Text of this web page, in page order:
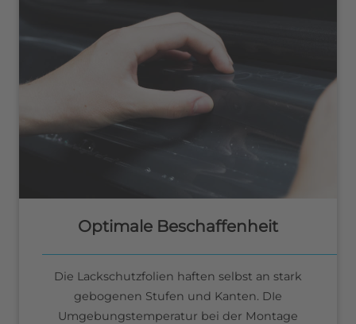
Optimale Beschaffenheit
Die Lackschutzfolien haften selbst an stark
gebogenen Stufen und Kanten. DIe
Umgebungstemperatur bei der Montage